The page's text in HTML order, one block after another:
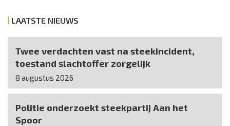
LAATSTE NIEUWS
Twee verdachten vast na steekincident,
toestand slachtoffer zorgelijk
8 augustus 2026
Politie onderzoekt steekpartij Aan het
Spoor